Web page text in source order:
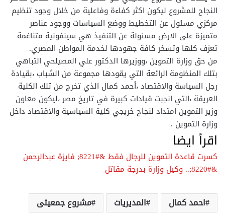
النجاح للمشروع ليكون اكثر كفاءة وفاعلية من خلال وجود تنظيم
مركزي مسئول عن التخطيط ووضع السياسات ووجود عناصر
متميزة على الارض مسئولة عن التنفيذ هي سينفونية متناغمة
تعزف كلها وتسخر كافة جهودها لخدمة المواطن المصري.
من حق وزارة التموين ،ووزيرها الدكتور علي المصيلحي التباهي
بتلك المنظومة الرائعة التي يقودها مجموعة من الشباب ،بقيادة
رجل السياسة والاقتصاد ،أحمد كمال الذي تخرج من تلك الكلية
العريقة ،التي انجبت قيادات كبيرة في تاريخ مصر ،ليكون معاون
وزير التموين امتداد لنجاح خريجي كلية السياسية والاقتصاد داخل
وزارة التموين .
اقرأ ايضا
كسرت قاعدة التموين للرجال فقط &#8221; فايزة عبدالرحمن
&#8220;.. وكيل وزارة بدرجة مقاتل
احمد كمال المديريات
مشروع جمعيتى